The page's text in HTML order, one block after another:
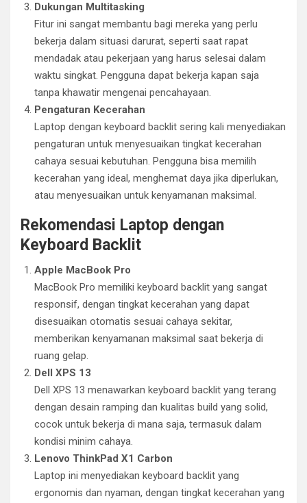
Dukungan Multitasking
Fitur ini sangat membantu bagi mereka yang perlu
bekerja dalam situasi darurat, seperti saat rapat
mendadak atau pekerjaan yang harus selesai dalam
waktu singkat. Pengguna dapat bekerja kapan saja
tanpa khawatir mengenai pencahayaan.
Pengaturan Kecerahan
Laptop dengan keyboard backlit sering kali menyediakan
pengaturan untuk menyesuaikan tingkat kecerahan
cahaya sesuai kebutuhan. Pengguna bisa memilih
kecerahan yang ideal, menghemat daya jika diperlukan,
atau menyesuaikan untuk kenyamanan maksimal.
Rekomendasi Laptop dengan
Keyboard Backlit
Apple MacBook Pro
MacBook Pro memiliki keyboard backlit yang sangat
responsif, dengan tingkat kecerahan yang dapat
disesuaikan otomatis sesuai cahaya sekitar,
memberikan kenyamanan maksimal saat bekerja di
ruang gelap.
Dell XPS 13
Dell XPS 13 menawarkan keyboard backlit yang terang
dengan desain ramping dan kualitas build yang solid,
cocok untuk bekerja di mana saja, termasuk dalam
kondisi minim cahaya.
Lenovo ThinkPad X1 Carbon
Laptop ini menyediakan keyboard backlit yang
ergonomis dan nyaman, dengan tingkat kecerahan yang